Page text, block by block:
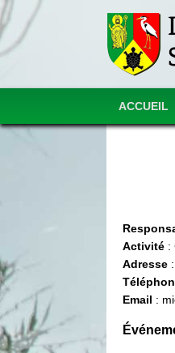
ACCUEIL
Activité :
Adresse
Email :